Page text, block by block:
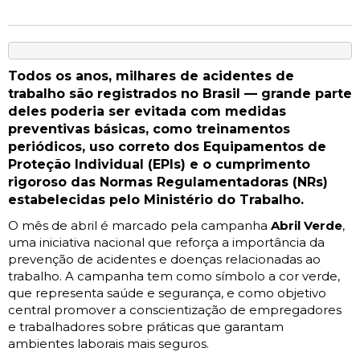
Todos os anos, milhares de acidentes de
trabalho são registrados no Brasil — grande parte
deles poderia ser evitada com medidas
preventivas básicas, como treinamentos
periódicos, uso correto dos Equipamentos de
Proteção Individual (EPIs) e o cumprimento
rigoroso das Normas Regulamentadoras (NRs)
estabelecidas pelo Ministério do Trabalho.
O mês de abril é marcado pela campanha Abril Verde,
uma iniciativa nacional que reforça a importância da
prevenção de acidentes e doenças relacionadas ao
trabalho. A campanha tem como símbolo a cor verde,
que representa saúde e segurança, e como objetivo
central promover a conscientização de empregadores
e trabalhadores sobre práticas que garantam
ambientes laborais mais seguros.